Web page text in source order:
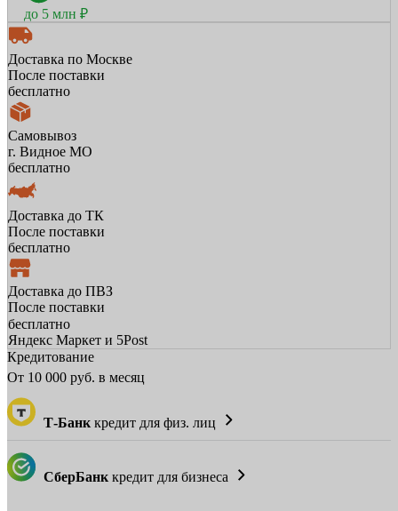
до 5 млн ₽
Доставка по Москве
После поставки
бесплатно
Самовывоз
г. Видное МО
бесплатно
Доставка до ТК
После поставки
бесплатно
Доставка до ПВЗ
После поставки
бесплатно
Яндекс Маркет и 5Post
Кредитование
От 10 000 руб. в месяц
Т-Банк кредит для физ. лиц
СберБанк кредит для бизнеса